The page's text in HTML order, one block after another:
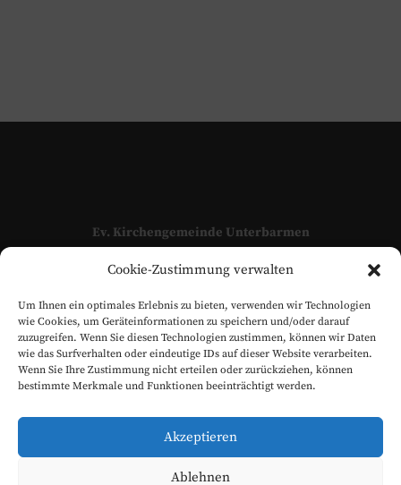
Cookie-Zustimmung verwalten
Um Ihnen ein optimales Erlebnis zu bieten, verwenden wir Technologien
wie Cookies, um Geräteinformationen zu speichern und/oder darauf
zuzugreifen. Wenn Sie diesen Technologien zustimmen, können wir Daten
wie das Surfverhalten oder eindeutige IDs auf dieser Website verarbeiten.
Wenn Sie Ihre Zustimmung nicht erteilen oder zurückziehen, können
bestimmte Merkmale und Funktionen beeinträchtigt werden.
Akzeptieren
Ablehnen
Ev. Kirchengemeinde Unterbarmen
Adressen und Kontaktpersonen unserer Kirchengemeinde
www.evangelisch-in-unterbarmen.de